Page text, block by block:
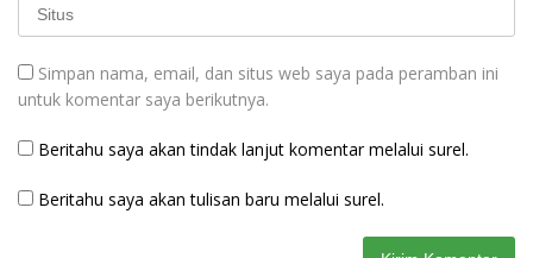
Simpan nama, email, dan situs web saya pada peramban ini
untuk komentar saya berikutnya.
Beritahu saya akan tindak lanjut komentar melalui surel.
Beritahu saya akan tulisan baru melalui surel.